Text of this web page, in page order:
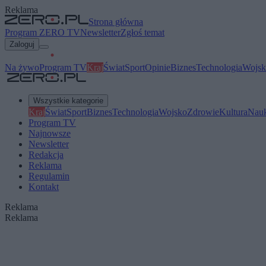
Reklama
Strona główna
Program ZERO TVNewsletterZgłoś temat
Zaloguj
Na żywoProgram TVKrajŚwiatSportOpinieBiznesTechnologia
Wszystkie kategorie
KrajŚwiatSportBiznesTechnologiaWojskoZdrowieKultura
Program TV
Najnowsze
Newsletter
Redakcja
Reklama
Regulamin
Kontakt
Reklama
Reklama